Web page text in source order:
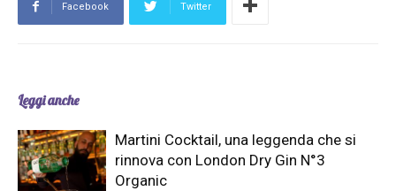
Facebook Twitter
Leggi anche
Martini Cocktail, una leggenda che si
rinnova con London Dry Gin N°3
Organic